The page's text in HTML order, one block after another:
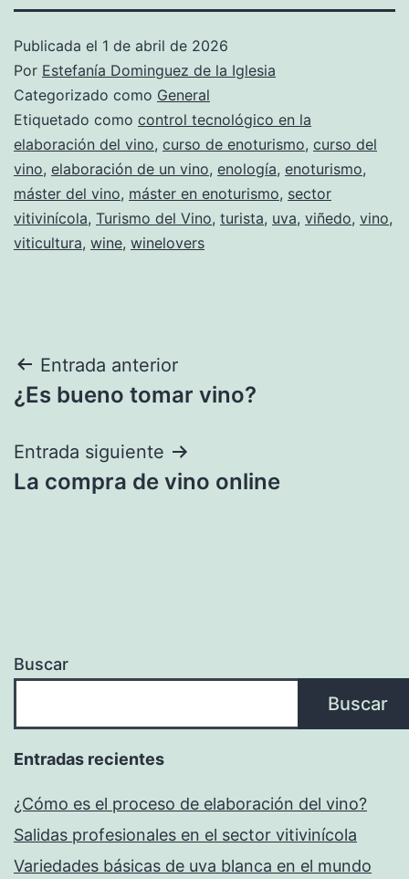
Publicada el 1 de abril de 2026
Por Estefanía Dominguez de la Iglesia
Categorizado como General
Etiquetado como control tecnológico en la
elaboración del vino, curso de enoturismo, curso del
vino, elaboración de un vino, enología, enoturismo,
máster del vino, máster en enoturismo, sector
vitivinícola, Turismo del Vino, turista, uva, viñedo, vino,
viticultura, wine, winelovers
Navegación
de
entradas
Entrada anterior
¿Es bueno tomar vino?
Entrada siguiente
La compra de vino online
Buscar
Buscar
Entradas recientes
¿Cómo es el proceso de elaboración del vino?
Salidas profesionales en el sector vitivinícola
Variedades básicas de uva blanca en el mundo